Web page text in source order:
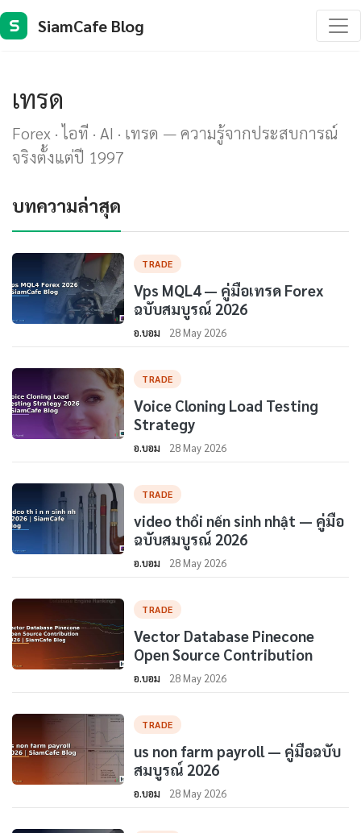
S SiamCafe Blog
เทรด
Forex · ไอที · AI · เทรด — ความรู้จากประสบการณ์
จริงตั้งแต่ปี 1997
บทความล่าสุด
TRADE
Vps MQL4 — คู่มือเทรด Forex
ฉบับสมบูรณ์ 2026
อ.บอม 28 May 2026
TRADE
Voice Cloning Load Testing
Strategy
อ.บอม 28 May 2026
TRADE
video thổi nến sinh nhật — คู่มือ
ฉบับสมบูรณ์ 2026
อ.บอม 28 May 2026
TRADE
Vector Database Pinecone
Open Source Contribution
อ.บอม 28 May 2026
TRADE
us non farm payroll — คู่มือฉบับ
สมบูรณ์ 2026
อ.บอม 28 May 2026